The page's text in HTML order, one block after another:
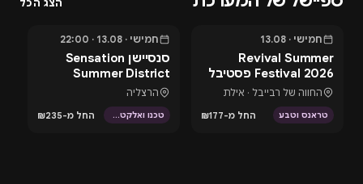
הצג הכל
בעוד 4 ימיםחמישי · 13.08
Revival Summer
Festival 2026 פסטיבל
טראנס באילת
החווה של רבייבל · אילת
טראנס וטבע החל מ-₪177
בעוד 4 ימיםחמישי · 13.08 · 22:00
סנסיישן Sensation
Summer District
בהרצליה פיתוח -
13.8.26
הרצליה
טכנו ואלקטרוני החל מ-₪235